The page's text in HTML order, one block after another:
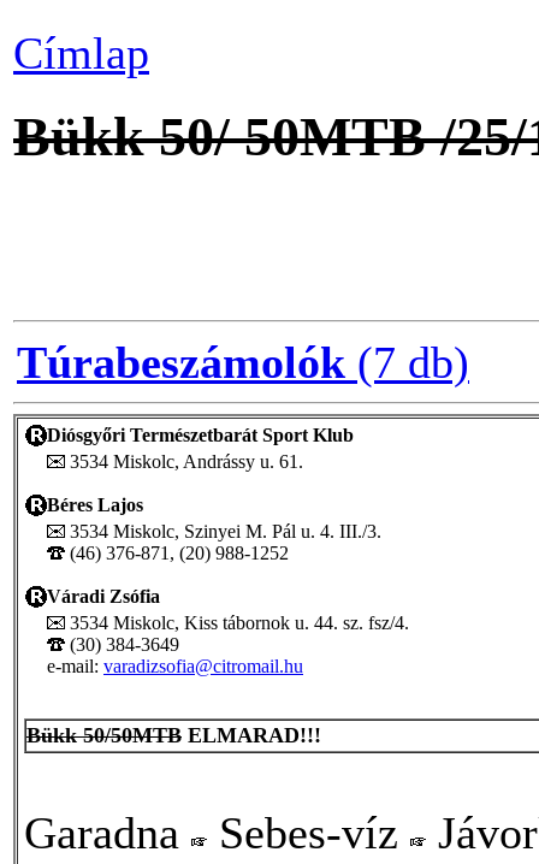
Címlap
Bükk 50/ 50MTB /25/
Túrabeszámolók (7 db)
Diósgyőri Természetbarát Sport Klub
3534 Miskolc, Andrássy u. 61.
Béres Lajos
3534 Miskolc, Szinyei M. Pál u. 4. III./3.
(46) 376-871, (20) 988-1252
Váradi Zsófia
3534 Miskolc, Kiss tábornok u. 44. sz. fsz/4.
(30) 384-3649
e-mail: varadizsofia@citromail.hu
Bükk 50/50MTB ELMARAD!!!
Garadna Sebes-víz